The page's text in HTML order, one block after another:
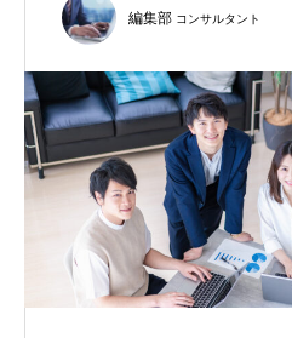
編集部 コンサルタント